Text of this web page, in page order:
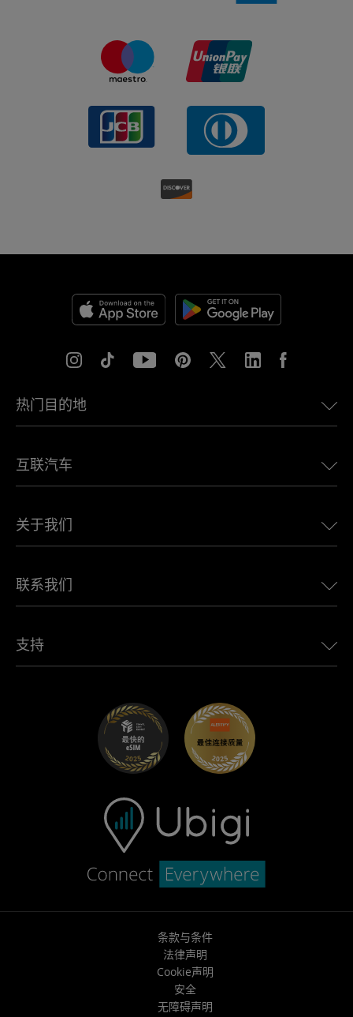
热门目的地
欧洲eSIM
加拿大eSIM
非洲最佳eSIM
查看所有目的地
互联汽车
适用于 LandRover 的 Ubigi
适用于 Jeep 的 Ubigi
适用于 Mini 的 Ubigi
适用于 Maserati 的 Ubigi
关于我们
Ubigi在媒体上
Ubigi应用程序
联系我们
联盟计划
支持
条款与条件
法律声明
Cookie声明
安全
无障碍声明